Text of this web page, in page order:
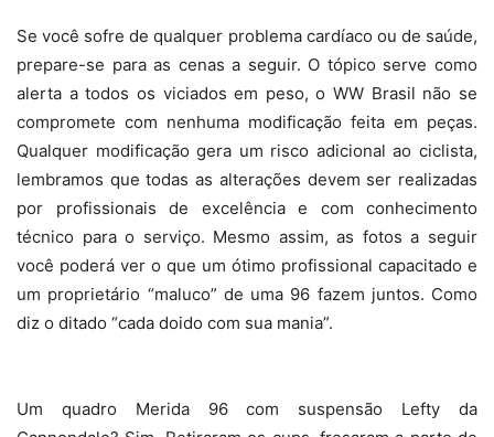
Se você sofre de qualquer problema cardíaco ou de saúde,
prepare-se para as cenas a seguir. O tópico serve como
alerta a todos os viciados em peso, o WW Brasil não se
compromete com nenhuma modificação feita em peças.
Qualquer modificação gera um risco adicional ao ciclista,
lembramos que todas as alterações devem ser realizadas
por profissionais de excelência e com conhecimento
técnico para o serviço. Mesmo assim, as fotos a seguir
você poderá ver o que um ótimo profissional capacitado e
um proprietário “maluco” de uma 96 fazem juntos. Como
diz o ditado “cada doido com sua mania”.
Um quadro Merida 96 com suspensão Lefty da